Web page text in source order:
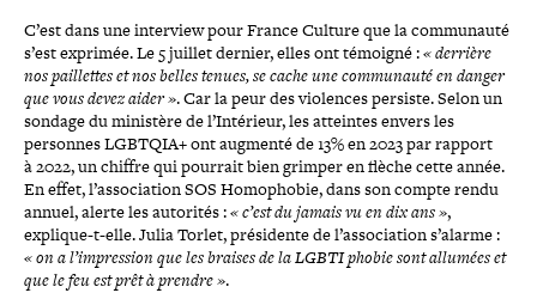
C’est dans une interview pour France Culture que la com­mu­nauté
s’est exprimée. Le 5 juillet dernier, elles ont témoigné :« derrière
nos paillettes et nos belles tenues, se cache une com­mu­nauté en danger
que vous devez aider ». Car la peur des violences persiste. Selon un
sondage du ministère de l’Intérieur, les atteintes envers les
personnes LGBTQIA+ ont augmenté de 13% en 2023 par rapport
à 2022, un chiffre qui pourrait bien grimper en flèche cette année.
En effet, l’association SOS Homophobie, dans son compte rendu
annuel, alerte les autorités :« c’est du jamais vu en dix ans »,
explique-​t-​elle. Julia Torlet, pré­si­dente de l’association s’alarme :
« on a l’impression que les braises de la LGBTI phobie sont allumées et
que le feu est prêt à prendre ».